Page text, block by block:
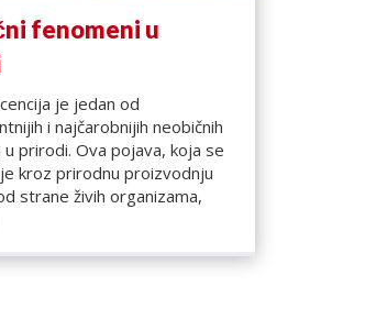
fenomeni u
je jedan od
i najčarobnijih neobičnih
prirodi. Ova pojava, koja se
kroz prirodnu proizvodnju
strane živih organizama,